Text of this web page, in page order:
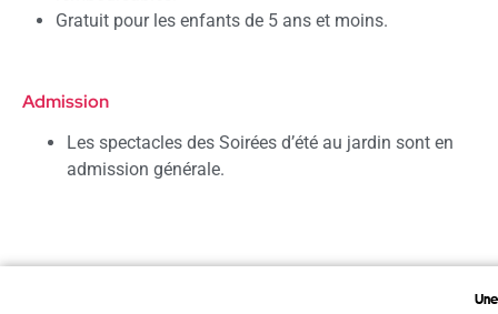
Gratuit pour les enfants de 5 ans et moins.
Admission
Les spectacles des Soirées d’été au jardin sont en
admission générale.